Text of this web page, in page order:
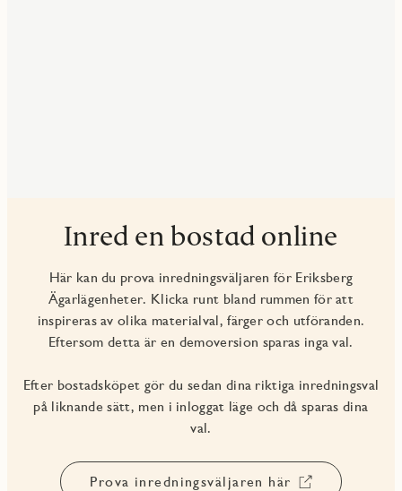
Inred en bostad online
Här kan du prova inredningsväljaren för Eriksberg
Ägarlägenheter. Klicka runt bland rummen för att
inspireras av olika materialval, färger och utföranden.
Eftersom detta är en demoversion sparas inga val.
Efter bostadsköpet gör du sedan dina riktiga inredningsval
på liknande sätt, men i inloggat läge och då sparas dina
val.
Prova inredningsväljaren här